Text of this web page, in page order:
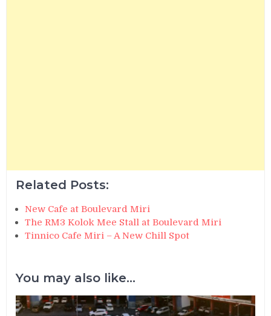
Related Posts:
New Cafe at Boulevard Miri
The RM3 Kolok Mee Stall at Boulevard Miri
Tinnico Cafe Miri – A New Chill Spot
You may also like...